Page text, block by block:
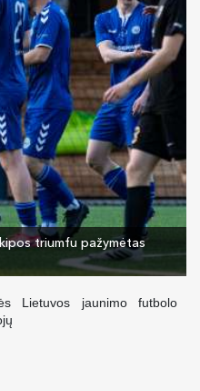
triumfu pažymėtas
Lietuvos jaunimo futbolo